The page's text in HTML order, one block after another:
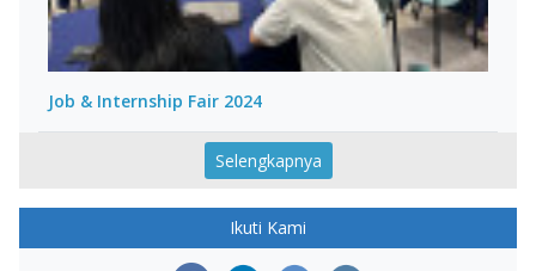
Job & Internship Fair 2024
Selengkapnya
Ikuti Kami